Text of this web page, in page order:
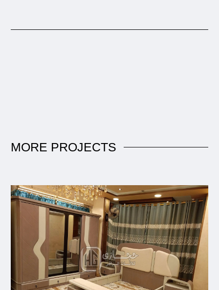
MOREPROJECTS